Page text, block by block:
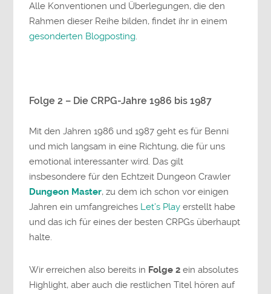
Alle Konventionen und Überlegungen, die den
Rahmen dieser Reihe bilden, findet ihr in einem
gesonderten Blogposting.
Folge 2 – Die CRPG-Jahre 1986 bis 1987
Mit den Jahren 1986 und 1987 geht es für Benni
und mich langsam in eine Richtung, die für uns
emotional interessanter wird. Das gilt
insbesondere für den Echtzeit Dungeon Crawler
Dungeon Master, zu dem ich schon vor einigen
Jahren ein umfangreiches Let’s Play erstellt habe
und das ich für eines der besten CRPGs überhaupt
halte.
Wir erreichen also bereits in Folge 2 ein absolutes
Highlight, aber auch die restlichen Titel hören auf